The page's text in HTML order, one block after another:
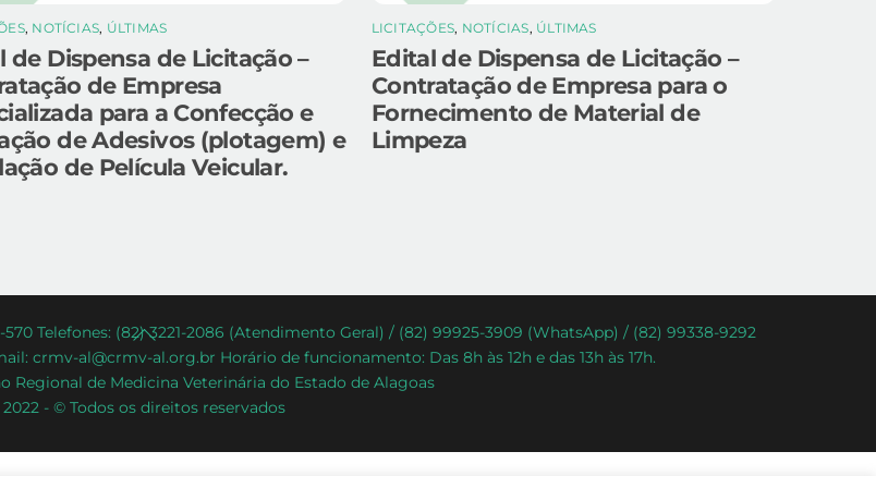
, NOTÍCIAS, ÚLTIMAS
de Dispensa de Licitação –
de Empresa
para a Confecção e
de Adesivos (plotagem) e
de Película Veicular.
LICITAÇÕES, NOTÍCIAS, ÚLTIMAS
Edital de Dispensa de Licitação –
Contratação de Empresa para o
Fornecimento de Material de
Limpeza
Back
To
Top
570 Telefones: (82) 3221-2086 (Atendimento Geral) / (82) 99925-3909 (WhatsApp) / (82) 99338-9292
crmv-al@crmv-al.org.br Horário de funcionamento: Das 8h às 12h e das 13h às 17h.
Regional de Medicina Veterinária do Estado de Alagoas
2022 - © Todos os direitos reservados